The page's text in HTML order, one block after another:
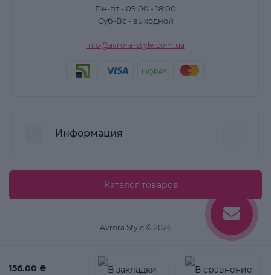
156.00 ₴
Пн-пт - 09:00 - 18:00
Суб-Вс - выходной
info@avrora-style.com.ua
Информация
Пользовательское соглашение
Каталог товаров
Avrora Style © 2026